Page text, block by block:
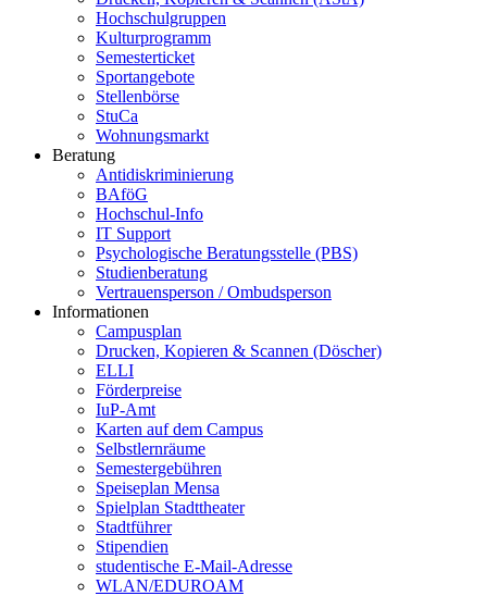
Hochschulgruppen
Kulturprogramm
Semesterticket
Sportangebote
Stellenbörse
StuCa
Wohnungsmarkt
Beratung
Antidiskriminierung
BAföG
Hochschul-Info
IT Support
Psychologische Beratungsstelle (PBS)
Studienberatung
Vertrauensperson / Ombudsperson
Informationen
Campusplan
Drucken, Kopieren & Scannen (Döscher)
ELLI
Förderpreise
IuP-Amt
Karten auf dem Campus
Selbstlernräume
Semestergebühren
Speiseplan Mensa
Spielplan Stadttheater
Stadtführer
Stipendien
studentische E-Mail-Adresse
WLAN/EDUROAM